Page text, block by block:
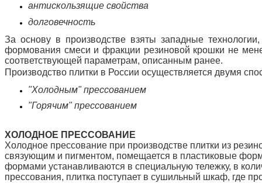
антискользящие свойства
долговечность
За основу в производстве взяты западные
формования смеси и фракции резиновой крошки не
соответствующей параметрам, описанным ранее.
Производство плитки в России осуществляется двумя
"Холодным" прессованием
"Горячим" прессованием
ХОЛОДНОЕ ПРЕССОВАНИЕ
Холодное прессование при производстве плитки из
связующим и пигментом, помещается в пластиковые
формами устанавливаются в специальную тележку, в
прессования, плитка поступает в сушильный шкаф, где